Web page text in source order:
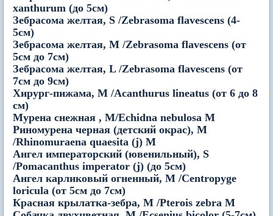
xanthurum (до 5см)
Зебрасома желтая, S /Zebrasoma flavescens (4-
5см)
Зебрасома желтая, M /Zebrasoma flavescens (от
5см до 7см)
Зебрасома желтая, L /Zebrasoma flavescens (от
7см до 9см)
Хирург-пижама, M /Acanthurus lineatus (от 6 до 8
см)
Мурена снежная , М/Echidna nebulosa M
Риномурена черная (детский окрас), М
/Rhinomuraena quaesita (j) M
Ангел императорский (ювенильный), S
/Pomacanthus imperator (j) (до 5см)
Ангел карликовый огненный, M /Centropyge
loricula (от 5см до 7см)
Красная крылатка-зебра, M /Pterois zebra M